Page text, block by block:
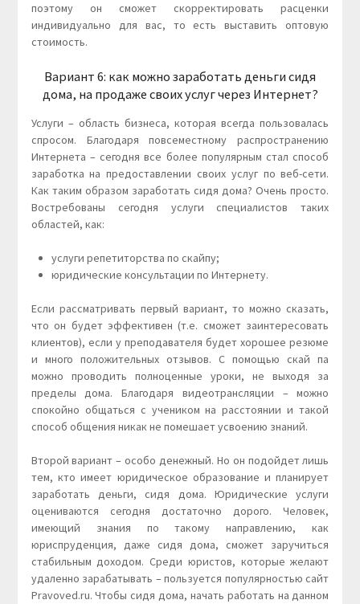
поэтому он сможет скорректировать расценки
индивидуально для вас, то есть выставить оптовую
стоимость.
Вариант 6: как можно заработать деньги сидя
дома, на продаже своих услуг через Интернет?
Услуги – область бизнеса, которая всегда пользовалась
спросом. Благодаря повсеместному распространению
Интернета – сегодня все более популярным стал способ
заработка на предоставлении своих услуг по веб-сети.
Как таким образом заработать сидя дома? Очень просто.
Востребованы сегодня услуги специалистов таких
областей, как:
услуги репетиторства по скайпу;
юридические консультации по Интернету.
Если рассматривать первый вариант, то можно сказать,
что он будет эффективен (т.е. сможет заинтересовать
клиентов), если у преподавателя будет хорошее резюме
и много положительных отзывов. C помощью скай па
можно проводить полноценные уроки, не выходя за
пределы дома. Благодаря видеотрансляции – можно
спокойно общаться с учеником на расстоянии и такой
способ общения никак не помешает усвоению знаний.
Второй вариант – особо денежный. Но он подойдет лишь
тем, кто имеет юридическое образование и планирует
заработать деньги, сидя дома. Юридические услуги
оцениваются сегодня достаточно дорого. Человек,
имеющий знания по такому направлению, как
юриспруденция, даже сидя дома, сможет заручиться
стабильным доходом. Среди юристов, которые желают
удаленно зарабатывать – пользуется популярностью сайт
Pravoved.ru. Чтобы сидя дома, начать работать на данном